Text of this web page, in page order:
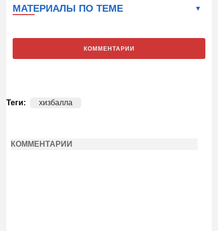
МАТЕРИАЛЫ ПО ТЕМЕ
КОММЕНТАРИИ
Теги: хизбалла
КОММЕНТАРИИ